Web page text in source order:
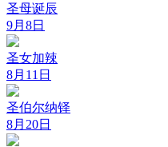
圣母诞辰
9月8日
圣女加辣
8月11日
圣伯尔纳铎
8月20日